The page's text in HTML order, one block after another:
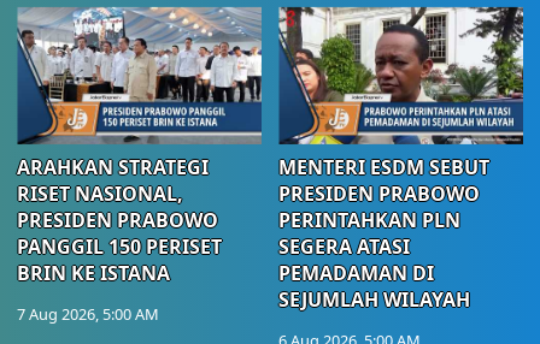
ARAHKAN STRATEGI
RISET NASIONAL,
PRESIDEN PRABOWO
PANGGIL 150 PERISET
BRIN KE ISTANA
7 Aug 2026, 5:00 AM
MENTERI ESDM SEBUT
PRESIDEN PRABOWO
PERINTAHKAN PLN
SEGERA ATASI
PEMADAMAN DI
SEJUMLAH WILAYAH